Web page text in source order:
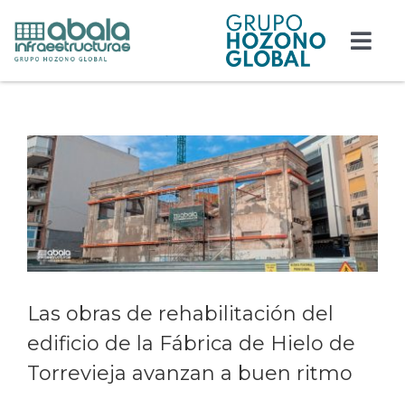
contenido
Edificación
Obra civil
Actualidad
Contacto
Trabaja con nosotros
Ver
imagen
más
grande
Las obras de rehabilitación del
edificio de la Fábrica de Hielo de
Torrevieja avanzan a buen ritmo